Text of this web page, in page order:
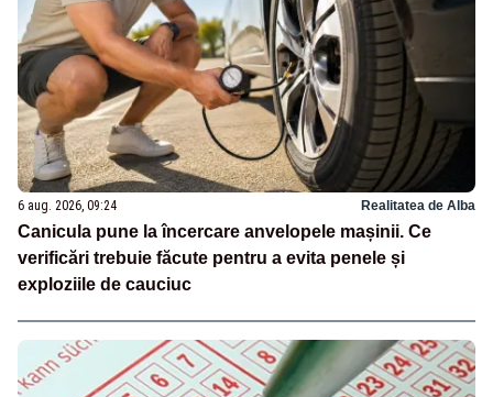
6 aug. 2026, 09:24 Realitatea de Alba
Canicula pune la încercare anvelopele mașinii. Ce
verificări trebuie făcute pentru a evita penele și
exploziile de cauciuc